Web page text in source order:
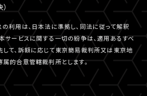
利用は、日本法に準拠し、同法に従って解釈
サービスに関する一切の紛争は、適用あるすべ
て、訴額に応じて東京簡易裁判所又は東京地
的合意管轄裁判所とします。